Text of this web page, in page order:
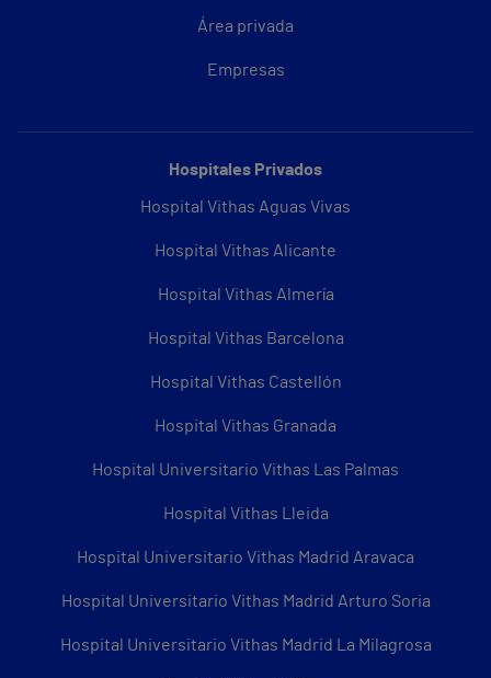
Área privada
Empresas
Hospitales Privados
Hospital Vithas Aguas Vivas
Hospital Vithas Alicante
Hospital Vithas Almería
Hospital Vithas Barcelona
Hospital Vithas Castellón
Hospital Vithas Granada
Hospital Universitario Vithas Las Palmas
Hospital Vithas Lleida
Hospital Universitario Vithas Madrid Aravaca
Hospital Universitario Vithas Madrid Arturo Soria
Hospital Universitario Vithas Madrid La Milagrosa